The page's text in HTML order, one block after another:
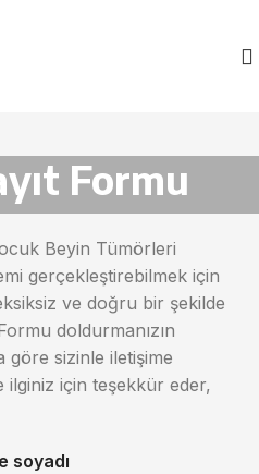
Formu
Beyin Tümörleri
gerçekleştirebilmek için
ve doğru bir şekilde
doldurmanızın
göre sizinle iletişime
ilginiz için teşekkür eder,
soyadı